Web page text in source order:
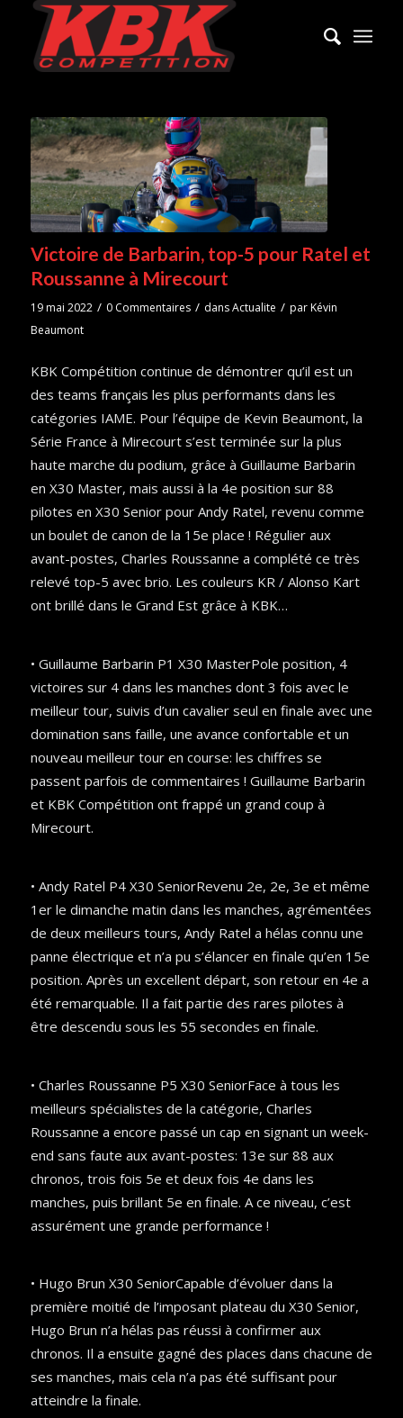
Victoire de Barbarin, top-5 pour Ratel et
Roussanne à Mirecourt
19 mai 2022 / 0 Commentaires / dansActualite / parKévin
Beaumont
KBK Compétition continue de démontrer qu’il est un
des teams français les plus performants dans les
catégories IAME. Pour l’équipe de Kevin Beaumont, la
Série France à Mirecourt s’est terminée sur la plus
haute marche du podium, grâce à Guillaume Barbarin
en X30 Master, mais aussi à la 4e position sur 88
pilotes en X30 Senior pour Andy Ratel, revenu comme
un boulet de canon de la 15e place ! Régulier aux
avant-postes, Charles Roussanne a complété ce très
relevé top-5 avec brio. Les couleurs KR / Alonso Kart
ont brillé dans le Grand Est grâce à KBK…
• Guillaume Barbarin P1 X30 MasterPole position, 4
victoires sur 4 dans les manches dont 3 fois avec le
meilleur tour, suivis d’un cavalier seul en finale avec une
domination sans faille, une avance confortable et un
nouveau meilleur tour en course: les chiffres se
passent parfois de commentaires ! Guillaume Barbarin
et KBK Compétition ont frappé un grand coup à
Mirecourt.
• Andy Ratel P4 X30 SeniorRevenu 2e, 2e, 3e et même
1er le dimanche matin dans les manches, agrémentées
de deux meilleurs tours, Andy Ratel a hélas connu une
panne électrique et n’a pu s’élancer en finale qu’en 15e
position. Après un excellent départ, son retour en 4e a
été remarquable. Il a fait partie des rares pilotes à
être descendu sous les 55 secondes en finale.
• Charles Roussanne P5 X30 SeniorFace à tous les
meilleurs spécialistes de la catégorie, Charles
Roussanne a encore passé un cap en signant un week-
end sans faute aux avant-postes: 13e sur 88 aux
chronos, trois fois 5e et deux fois 4e dans les
manches, puis brillant 5e en finale. A ce niveau, c’est
assurément une grande performance !
• Hugo Brun X30 SeniorCapable d’évoluer dans la
première moitié de l’imposant plateau du X30 Senior,
Hugo Brun n’a hélas pas réussi à confirmer aux
chronos. Il a ensuite gagné des places dans chacune de
ses manches, mais cela n’a pas été suffisant pour
atteindre la finale.